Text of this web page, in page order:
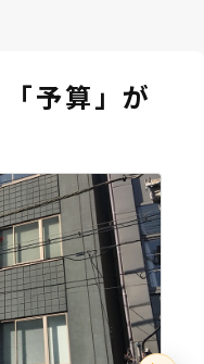
予算」が